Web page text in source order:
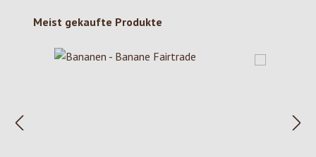
Produktgalerie überspringen
Meist gekaufte Produkte